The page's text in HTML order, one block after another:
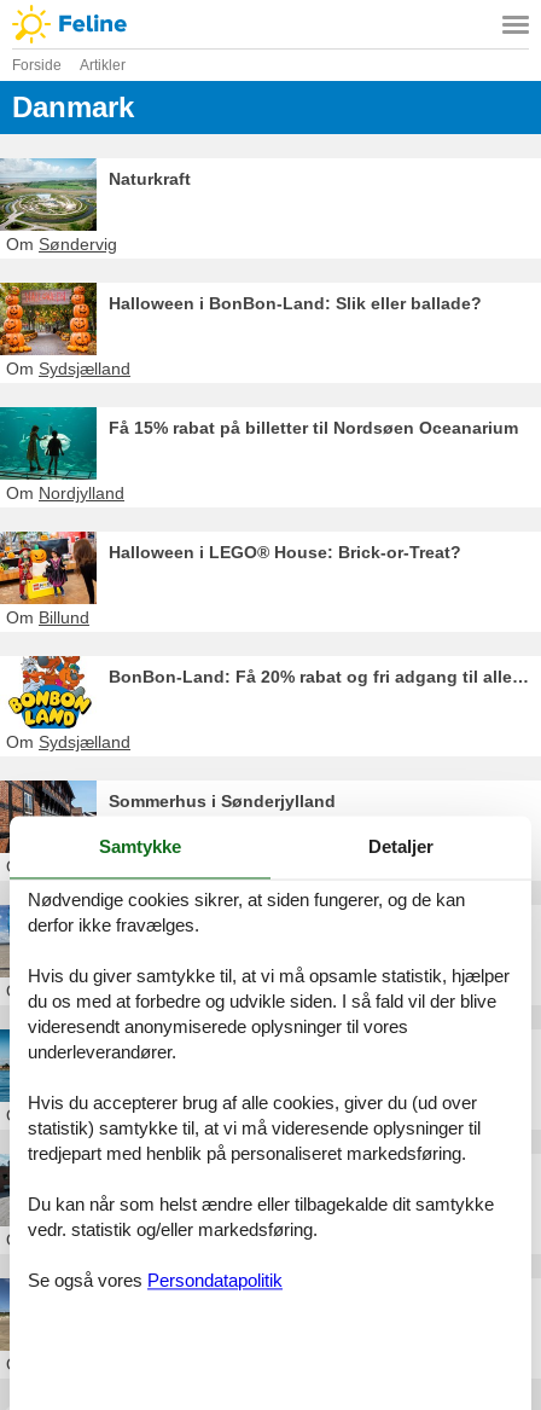
Forside Artikler
Danmark
Naturkraft
Om Søndervig
Halloween i BonBon-Land: Slik eller ballade?
Om Sydsjælland
Få 15% rabat på billetter til Nordsøen Oceanarium
Om Nordjylland
Halloween i LEGO® House: Brick-or-Treat?
Om Billund
BonBon-Land: Få 20% rabat og fri adgang til alle forlystelser
Om Sydsjælland
Sommerhus i Sønderjylland
Om
OurStuff Blokhus/Løkken
Om Grønhøj Strand
Kronborg Slot
OmNordsjælland
OmEsbjerg
Om
Samtykke Detaljer
Nødvendige cookies sikrer, at siden fungerer, og de kan
derfor ikke fravælges.
Hvis du giver samtykke til, at vi må opsamle statistik, hjælper
du os med at forbedre og udvikle siden. I så fald vil der blive
videresendt anonymiserede oplysninger til vores
underleverandører.
Hvis du accepterer brug af alle cookies, giver du (ud over
statistik) samtykke til, at vi må videresende oplysninger til
tredjepart med henblik på personaliseret markedsføring.
Du kan når som helst ændre eller tilbagekalde dit samtykke
vedr. statistik og/eller markedsføring.
Se også vores Persondatapolitik